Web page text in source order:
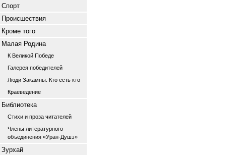
Спорт
Происшествия
Кроме того
Малая Родина
К Великой Победе
Галерея победителей
Люди Закамны. Кто есть кто
Краеведение
Библиотека
Стихи и проза читателей
Члены литературного
объединения «Уран-Душэ»
Зурхай